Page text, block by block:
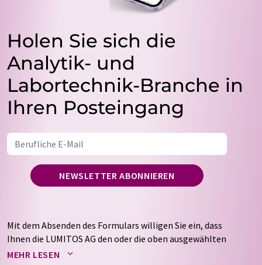
Holen Sie sich die
Analytik- und
Labortechnik-Branche in
Ihren Posteingang
NEWSLETTER ABONNIEREN
Mit dem Absenden des Formulars willigen Sie ein, dass
Ihnen die LUMITOS AG den oder die oben ausgewählten
Newsletter per E-Mail zusendet. Ihre Daten werden
MEHR LESEN